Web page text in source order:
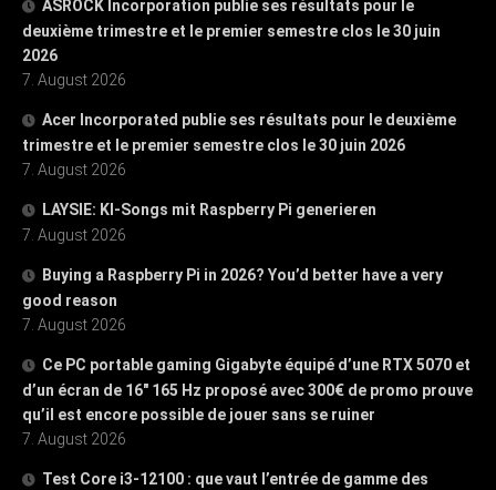
ASROCK Incorporation publie ses résultats pour le
deuxième trimestre et le premier semestre clos le 30 juin
2026
7. August 2026
Acer Incorporated publie ses résultats pour le deuxième
trimestre et le premier semestre clos le 30 juin 2026
7. August 2026
LAYSIE: KI-Songs mit Raspberry Pi generieren
7. August 2026
Buying a Raspberry Pi in 2026? You’d better have a very
good reason
7. August 2026
Ce PC portable gaming Gigabyte équipé d’une RTX 5070 et
d’un écran de 16″ 165 Hz proposé avec 300€ de promo prouve
qu’il est encore possible de jouer sans se ruiner
7. August 2026
Test Core i3-12100 : que vaut l’entrée de gamme des